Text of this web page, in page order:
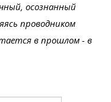
осознанный
проводником
в прошлом - в